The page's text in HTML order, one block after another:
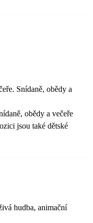
Snídaně, obědy a
obědy a večeře
jsou také dětské
hudba, animační